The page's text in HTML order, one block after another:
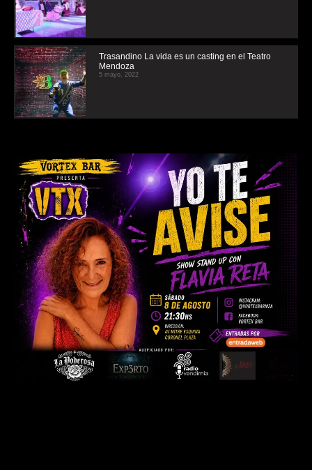
Trasandino La vida es un casting en el Teatro
Mendoza
5 mayo, 2022